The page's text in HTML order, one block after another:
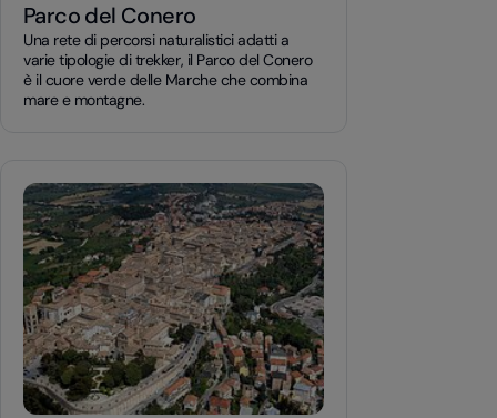
Parco del Conero
Una rete di percorsi naturalistici adatti a
varie tipologie di trekker, il Parco del Conero
è il cuore verde delle Marche che combina
mare e montagne.